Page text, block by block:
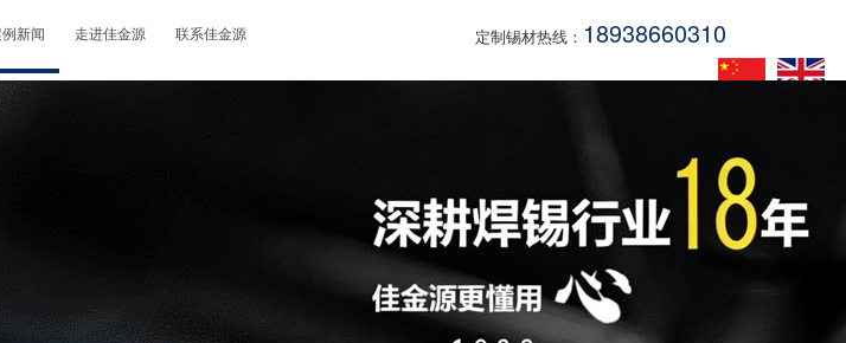
新闻 走进佳金源 联系佳金源 定制锡材热线： 18938660310